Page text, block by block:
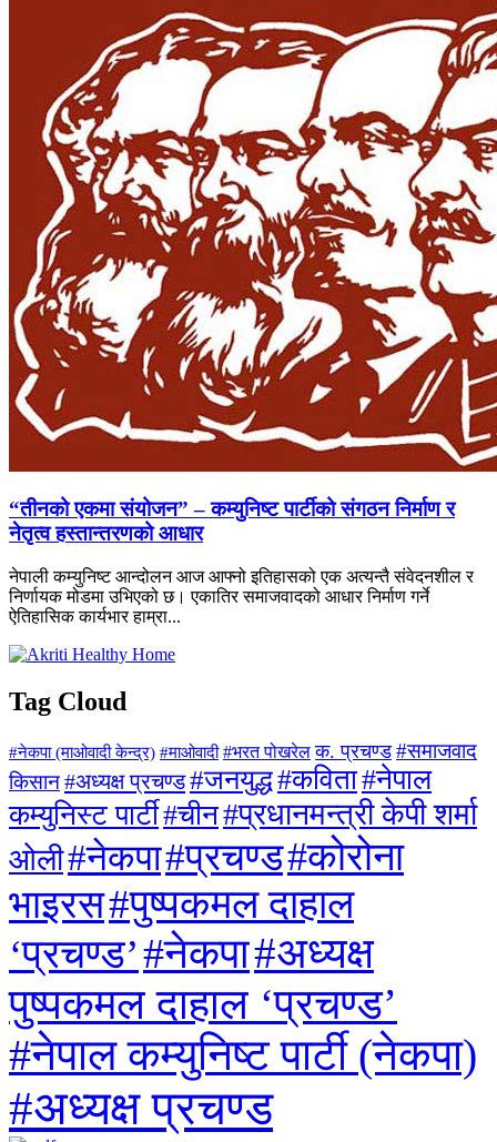
“तीनको एकमा संयोजन” – कम्युनिष्ट पार्टीको संगठन निर्माण र
नेतृत्व हस्तान्तरणको आधार
नेपाली कम्युनिष्ट आन्दोलन आज आफ्नो इतिहासको एक अत्यन्तै संवेदनशील र
निर्णायक मोडमा उभिएको छ। एकातिर समाजवादको आधार निर्माण गर्ने
ऐतिहासिक कार्यभार हाम्रा...
Tag Cloud
#नेकपा (माओवादी केन्द्र) #माओवादी #भरत पोखरेल क. प्रचण्ड #समाजवाद
किसान#अध्यक्ष प्रचण्ड#जनयुद्ध#कविता#नेपाल
कम्युनिस्ट पार्टी#चीन#प्रधानमन्त्री केपी शर्मा
ओली#नेकपा#प्रचण्ड#कोरोना
भाइरस#पुष्पकमल दाहाल
‘प्रचण्ड’#नेकपा#अध्यक्ष
पुष्पकमल दाहाल ‘प्रचण्ड’
#नेपाल कम्युनिष्ट पार्टी (नेकपा)
#अध्यक्ष प्रचण्ड